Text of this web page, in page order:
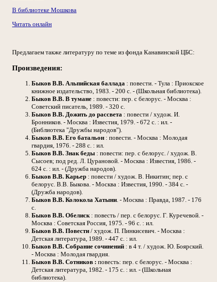
В библиотеке Мошкова
Читать онлайн
Предлагаем также литературу по теме из фонда Канавинской ЦБС:
Произведения:
Быков В.В. Альпийская баллада : повести. - Тула : Приокское
книжное издательство, 1983. - 200 с. - (Школьная библиотека).
Быков В.В. В тумане : повести: пер. с белорус. - Москва :
Советский писатель, 1989. - 320 с.
Быков В.В. Дожить до рассвета : повести / худож. И.
Бронников. - Москва : Известия, 1979. - 672 с. : ил. -
(Библиотека "Дружбы народов").
Быков В.В. Его батальон : повести. - Москва : Молодая
гвардия, 1976. - 288 с. : ил.
Быков В.В. Знак беды : повести: пер. с белорус. / худож. В.
Сысоев; под ред. Л. Цурановой. - Москва : Известия, 1986. -
624 с. : ил. - (Дружба народов).
Быков В.В. Карьер : повести / худож. В. Никитин; пер. с
белорус. В.В. Быкова. - Москва : Известия, 1990. - 384 с. -
(Дружба народов).
Быков В.В. Колокола Хатыни. - Москва : Правда, 1987. - 176
с.
Быков В.В. Обелиск: повесть / пер. с белорус. Г. Куречевой. -
Москва : Советская Россия, 1975. - 96 с. : ил.
Быков В.В. Повести / худож. П. Пинкисевич. - Москва :
Детская литература, 1989. - 447 с. : ил.
Быков В.В. Собрание сочинений : в 4 т. / худож. Ю. Боярский.
- Москва : Молодая гвардия.
Быков В.В. Сотников : повесть: пер. с белорус. - Москва :
Детская литература, 1982. - 175 с. : ил. - (Школьная
библиотека).